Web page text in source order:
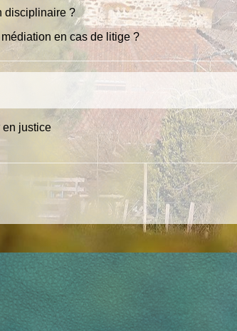
disciplinaire ?
en cas de litige ?
en justice